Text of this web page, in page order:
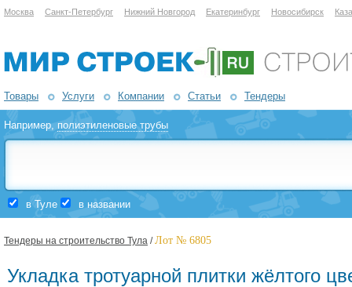
Москва Санкт-Петербург Нижний Новгород Екатеринбург Новосибирск
Товары Услуги Компании Статьи Тендеры
Например,полиэтиленовые трубы
в Туле в названии
Тендеры на строительство Тула /Лот № 6805
Укладка тротуарной плитки жёлтого